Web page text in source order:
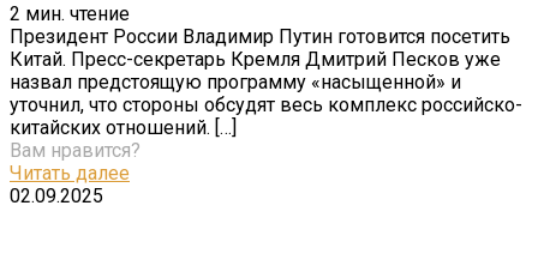
2 мин. чтение
Президент России Владимир Путин готовится посетить
Китай. Пресс-секретарь Кремля Дмитрий Песков уже
назвал предстоящую программу «насыщенной» и
уточнил, что стороны обсудят весь комплекс российско-
китайских отношений. […]
Вам нравится?
Читать далее
02.09.2025